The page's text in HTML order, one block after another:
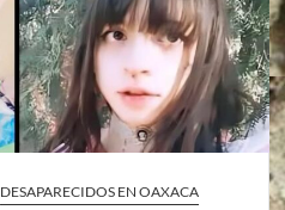
DESAPARECIDOS EN OAXACA